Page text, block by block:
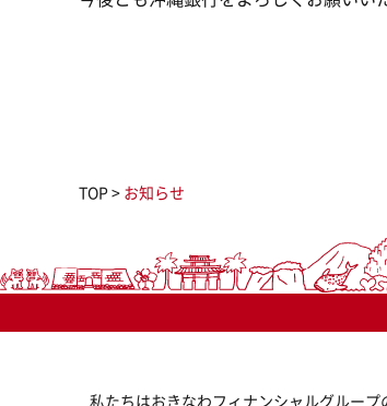
TOP > お知らせ
私たちはおきなわフィナンシャルグループ